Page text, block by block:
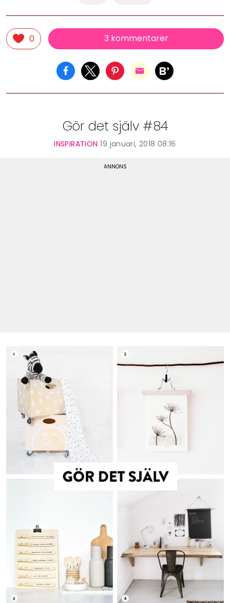
0 3 kommentarer
Gör det själv #84
INSPIRATION 19 januari, 2018 08:16